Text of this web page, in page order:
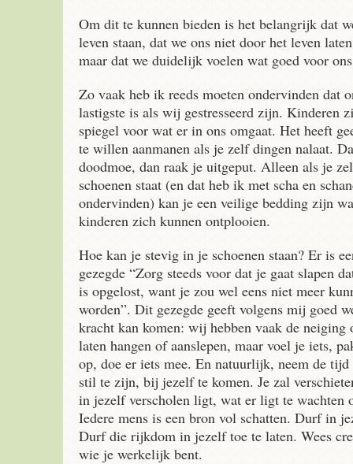
Om dit te kunnen bieden is het belangrijk dat
leven staan, dat we ons niet door het leven
maar dat we duidelijk voelen wat goed voor
Zo vaak heb ik reeds moeten ondervinden dat
lastigste is als wij gestresseerd zijn. Kinderen
spiegel voor wat er in ons omgaat. Het heeft
te willen aanmanen als je zelf dingen nalaat.
doodmoe, dan raak je uitgeput. Alleen als je
schoenen staat (en dat heb ik met scha en
ondervinden) kan je een veilige bedding zijn
kinderen zich kunnen ontplooien.
Hoe kan je stevig in je schoenen staan? Er is
gezegde “Zorg steeds voor dat je gaat slapen
is opgelost, want je zou wel eens niet meer
worden”. Dit gezegde geeft volgens mij goed
kracht kan komen: wij hebben vaak de neiging
laten hangen of aanslepen, maar voel je iets,
op, doe er iets mee. En natuurlijk, neem de
stil te zijn, bij jezelf te komen. Je zal
in jezelf verscholen ligt, wat er ligt te wachten
Iedere mens is een bron vol schatten. Durf in
Durf die rijkdom in jezelf toe te laten. Wees
wie je werkelijk bent.